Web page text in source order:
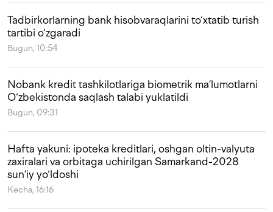
Tadbirkorlarning bank hisobvaraqlarini to‘xtatib turish
tartibi o‘zgaradi
Bugun, 10:54
Nobank kredit tashkilotlariga biometrik ma’lumotlarni
O‘zbekistonda saqlash talabi yuklatildi
Bugun, 09:31
Hafta yakuni: ipoteka kreditlari, oshgan oltin-valyuta
zaxiralari va orbitaga uchirilgan Samarkand-2028
sun’iy yo‘ldoshi
Kecha, 16:16